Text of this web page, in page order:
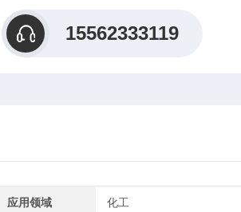
15562333119
应用领域 化工